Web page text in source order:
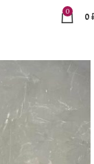
0 0